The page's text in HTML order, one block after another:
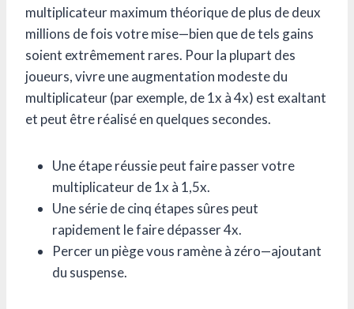
multiplicateur maximum théorique de plus de deux
millions de fois votre mise—bien que de tels gains
soient extrêmement rares. Pour la plupart des
joueurs, vivre une augmentation modeste du
multiplicateur (par exemple, de 1x à 4x) est exaltant
et peut être réalisé en quelques secondes.
Une étape réussie peut faire passer votre
multiplicateur de 1x à 1,5x.
Une série de cinq étapes sûres peut
rapidement le faire dépasser 4x.
Percer un piège vous ramène à zéro—ajoutant
du suspense.